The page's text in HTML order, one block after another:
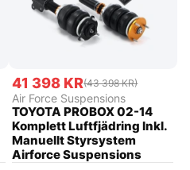
41 398 KR(43 398 KR)
Air Force Suspensions
TOYOTA PROBOX 02-14
Komplett Luftfjädring Inkl.
Manuellt Styrsystem
Airforce Suspensions